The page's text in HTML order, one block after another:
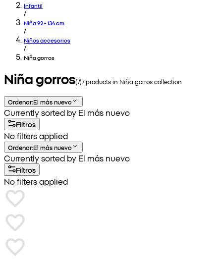
Infantil
/
Niña 92 - 134 cm
/
Niños accesorios
/
Niña gorros
Niña gorros(7)7products in Niña gorroscollection
Ordenar:El más nuevo
Currently sorted by El más nuevo
Filtros
No filters applied
Ordenar:El más nuevo
Currently sorted by El más nuevo
Filtros
No filters applied